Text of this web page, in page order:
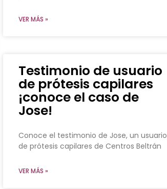
VER MÁS »
Testimonio de usuario
de prótesis capilares
¡conoce el caso de
Jose!
Conoce el testimonio de Jose, un usuario
de prótesis capilares de Centros Beltrán
VER MÁS »